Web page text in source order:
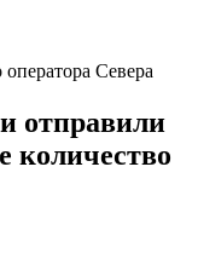
Севера
отправили
количество